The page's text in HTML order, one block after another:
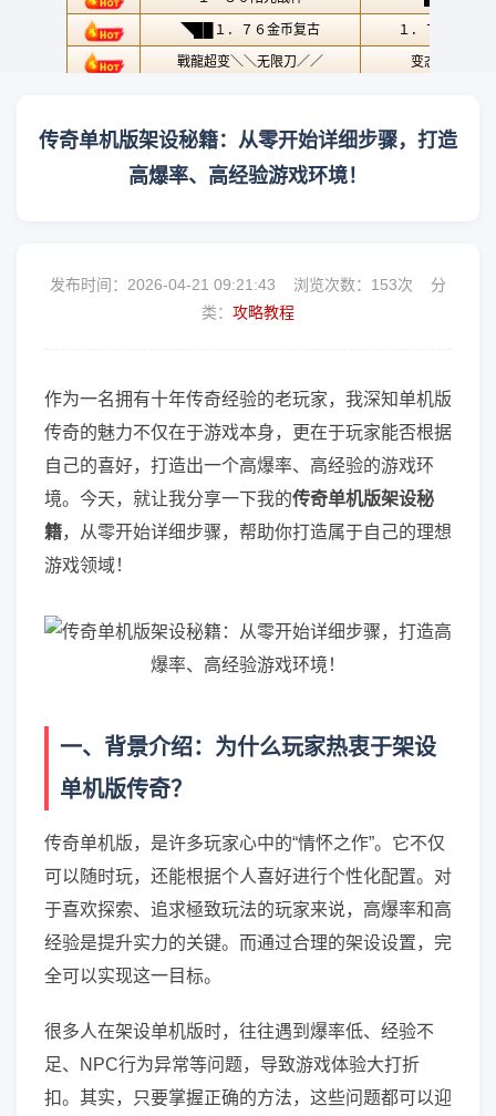
传奇单机版架设秘籍：从零开始详细步骤，打造
高爆率、高经验游戏环境！
发布时间：2026-04-21 09:21:43 浏览次数： 153次 分
类： 攻略教程
作为一名拥有十年传奇经验的老玩家，我深知单机版
传奇的魅力不仅在于游戏本身，更在于玩家能否根据
自己的喜好，打造出一个高爆率、高经验的游戏环
境。今天，就让我分享一下我的传奇单机版架设秘
籍，从零开始详细步骤，帮助你打造属于自己的理想
游戏领域！
一、背景介绍：为什么玩家热衷于架设
单机版传奇？
传奇单机版，是许多玩家心中的“情怀之作”。它不仅
可以随时玩，还能根据个人喜好进行个性化配置。对
于喜欢探索、追求極致玩法的玩家来说，高爆率和高
经验是提升实力的关键。而通过合理的架设设置，完
全可以实现这一目标。
很多人在架设单机版时，往往遇到爆率低、经验不
足、NPC行为异常等问题，导致游戏体验大打折
扣。其实，只要掌握正确的方法，这些问题都可以迎